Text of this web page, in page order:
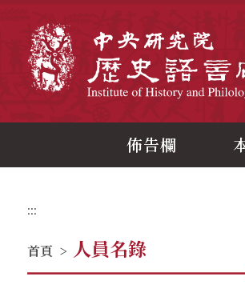
佈告欄
:::
首頁 > 人員名錄